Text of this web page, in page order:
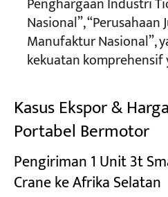
Penghargaan Industri
Nasional”, “Perusahaan
Manufaktur Nasional”,
kekuatan komprehensif
Kasus Ekspor &
Portabel Bermotor
Pengiriman 1 Unit 3t
Crane ke Afrika Selatan